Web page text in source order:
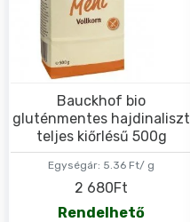
Egységár: 5.36 Ft/ g
Bauckhof bio
gluténmentes hajdinaliszt
teljes kiőrlésű 500g
2 680Ft
Rendelhető